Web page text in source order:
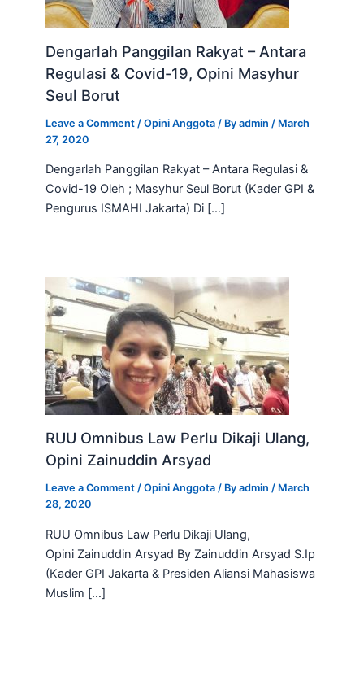
Dengarlah Panggilan Rakyat – Antara
Regulasi & Covid-19, Opini Masyhur
Seul Borut
Leave a Comment /Opini Anggota / Byadmin / March
27, 2020
Dengarlah Panggilan Rakyat – Antara Regulasi &
Covid-19 Oleh ; Masyhur Seul Borut (Kader GPI &
Pengurus ISMAHI Jakarta) Di […]
RUU Omnibus Law Perlu Dikaji Ulang,
Opini Zainuddin Arsyad
Leave a Comment /Opini Anggota / Byadmin / March
28, 2020
RUU Omnibus Law Perlu Dikaji Ulang,
Opini Zainuddin Arsyad By Zainuddin Arsyad S.Ip
(Kader GPI Jakarta & Presiden Aliansi Mahasiswa
Muslim […]